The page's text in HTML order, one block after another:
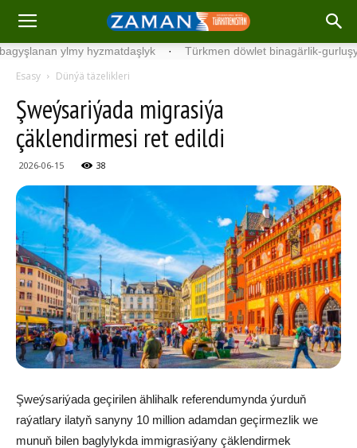
ylmy hyzmatdaşlyk · Türkmen döwlet binagärlik-gurluşyk
Esasy Dünýä täzelikleri
Şweýsariýada migrasiýa
çäklendirmesi ret edildi
2026-06-15 38
Şweýsariýada geçirilen ählihalk referendumynda ýurduň
raýatlary ilatyň sanyny 10 million adamdan geçirmezlik we
munuň bilen baglylykda immigrasiýany çäklendirmek